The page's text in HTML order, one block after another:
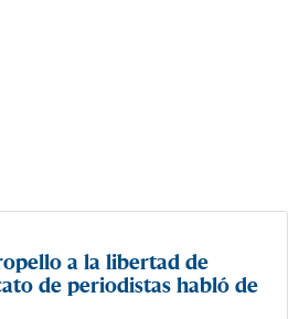
a la libertad de
de periodistas habló de